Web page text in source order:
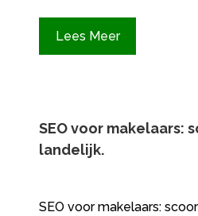
Lees Meer
SEO voor makelaars:
landelijk.​
SEO voor makelaars: